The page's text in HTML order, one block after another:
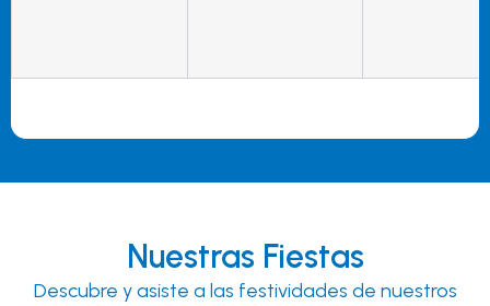
Nuestras Fiestas
Descubre y asiste a las festividades de nuestros